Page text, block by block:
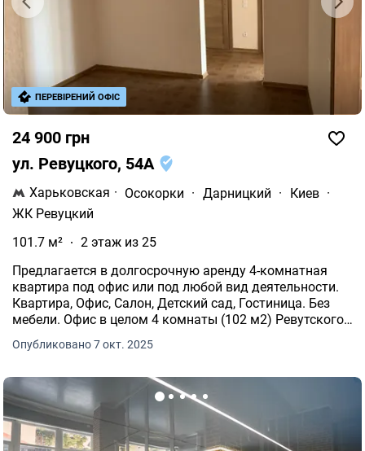
24 900 грн
ул. Ревуцкого, 54А
Харьковская · Осокорки · Дарницкий · Киев ·
ЖК Ревуцкий
101.7 м²
2 этаж из 25
Предлагается в долгосрочную аренду 4-комнатная
квартира под офис или под любой вид деятельности.
Квартира, Офис, Салон, Детский сад, Гостиница. Без
мебели. Офис в целом 4 комнаты (102 м2) Ревутского
54А Квартира расположена на 2 этаже 25 дома, общая
площадь - 102 м.кв., полезная площадь - 80 м.
Опубликовано 7 окт. 2025
ПЕРЕВІРЕНИЙ ОФІС